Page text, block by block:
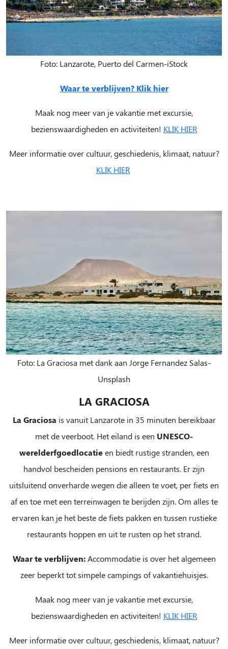
Foto: Lanzarote, Puerto del Carmen-iStock
Waar te verblijven? Klik hier
Maak nog meer van je vakantie met excursie,
bezienswaardigheden en activiteiten! KLIK HIER
Meer informatie over cultuur, geschiedenis, klimaat, natuur?
KLIK HIER
Foto: La Graciosa met dank aan Jorge Fernandez Salas-
Unsplash
LA GRACIOSA
La Graciosa is vanuit Lanzarote in 35 minuten bereikbaar
met de veerboot. Het eiland is een UNESCO-
werelderfgoedlocatieen biedt rustige stranden, een
handvol bescheiden pensions en restaurants. Er zijn
uitsluitend onverharde wegen die alleen te voet, per fiets en
af ​​en toe met een terreinwagen te berijden zijn. Om alles te
ervaren kan je het beste de fiets pakken en tussen rustieke
restaurants hoppen en uit te rusten op het strand.
Waar te verblijven:Accommodatie is over het algemeen
zeer beperkt tot simpele campings of vakantiehuisjes.
Maak nog meer van je vakantie met excursie,
bezienswaardigheden en activiteiten! KLIK HIER
Meer informatie over cultuur, geschiedenis, klimaat, natuur?